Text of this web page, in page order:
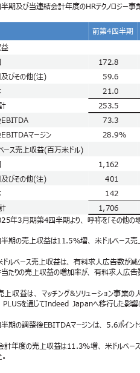
期及び当連結会計年度のHRテクノロジー事
前第4四半
172.8
59.6
びその他(注)
21.0
253.5
73.3
EBITDA
マージン
28.9%
ース売上収益(百万米ドル)
1,162
401
びその他(注)
142
1,706
年3月期第4四半期より、
呼称を「その他の
期の売上収益は11.5%増、 米ドルベース売
ルベース売上収益は、 有料求人広告数が減
たりの売上収益の増加率が、 有料求人広告
上収益は、 マッチング&ソリューション事
を通じてIndeed Japanへ移行した影響
期の調整後EBITDAマージンは、 5.6ポイン
計年度の売上収益は11.3%増、 米ドルベ